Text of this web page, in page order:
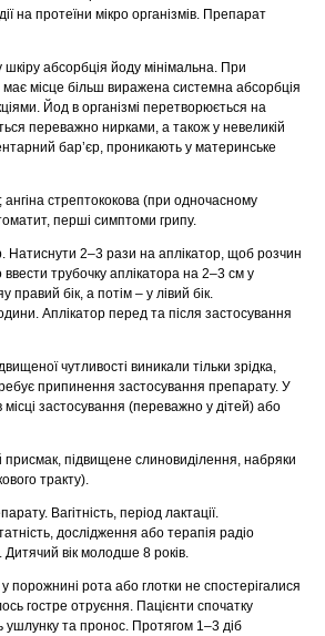
на протеїни мікро організмів. Препарат
абсорбція йоду мінімальна. При
має місце більш виражена системна абсорбція
Йод в організмі перетворюється на
переважно нирками, а також у невеликій
бар’єр, проникають у материнське
стрептококова (при одночасному
перші симптоми грипу.
Натиснути 2–3 рази на аплікатор, щоб розчин
трубочку аплікатора на 2–3 см у
бік, а потім – у лівий бік.
Аплікатор перед та після застосування
чутливості виникали тільки зрідка,
припинення застосування препарату. У
застосування (переважно у дітей) або
підвищене слиновиділення, набряки
тракту).
Вагітність, період лактації.
дослідження або терапія радіо
Дитячий вік молодше 8 років.
рота або глотки не спостерігалися
гостре отруєння. Пацієнти спочатку
ушлунку та пронос. Протягом 1–3 діб